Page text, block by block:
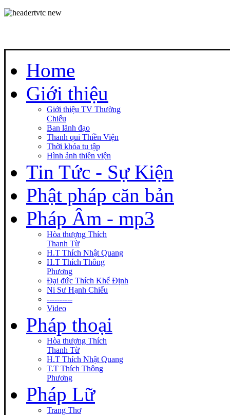
Home
Giới thiệu
Giới thiệu TV Thường
Chiếu
Ban lãnh đạo
Thanh qui Thiền Viện
Thời khóa tu tập
Hình ảnh thiền viện
Tin Tức - Sự Kiện
Phật pháp căn bản
Pháp Âm - mp3
Hòa thượng Thích
Thanh Từ
H.T Thích Nhật Quang
H.T Thích Thông
Phương
Đại đức Thích Khế Định
Ni Sư Hạnh Chiếu
----------
Video
Pháp thoại
Hòa thượng Thích
Thanh Từ
H.T Thích Nhật Quang
T.T Thích Thông
Phương
Pháp Lữ
Trang Thơ